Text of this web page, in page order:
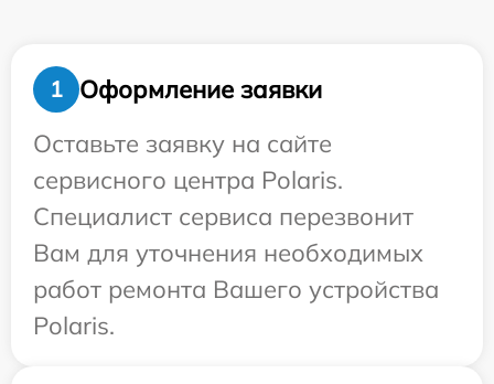
1
Оформление заявки
Оставьте заявку на сайте
сервисного центра Polaris.
Специалист сервиса перезвонит
Вам для уточнения необходимых
работ ремонта Вашего устройства
Polaris.